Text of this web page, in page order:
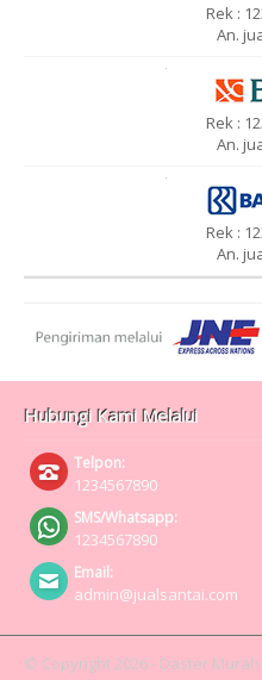
Rek :
An.
Rek :
An.
Rek :
An.
Hubungi Kami Melalui
Telpon:
1234567890
SMS/Whatsapp:
1234567890
Email:
admin@jualsantai.com
© Copyright 2026 - Daster